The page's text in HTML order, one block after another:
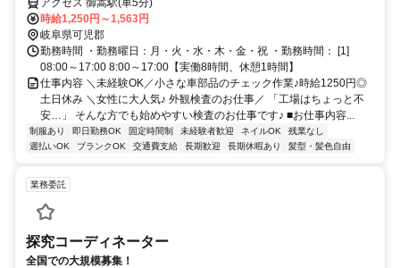
アクセス 御嵩駅(車5分)
時給1,250円～1,563円
岐阜県可児郡
勤務時間 ・勤務曜日：月・火・水・木・金・祝 ・勤務時間： [1]
08:00～17:00 8:00～17:00【実働8時間、休憩1時間】
仕事内容 ＼未経験OK／小さな車部品のチェック作業♪時給1250円◎
土日休み ＼女性に大人気♪ 外観検査のお仕事／ 「工場はちょっと不
安…」 そんな方でも始めやすい検査のお仕事です♪ ■お仕事内容...
制服あり 即日勤務OK 固定時間制 未経験者歓迎 ネイルOK
残業なし
週払いOK
ブランクOK 交通費支給 長期歓迎 長期休暇あり 髪型・髪色自由
業務委託
探究コーディネーター
全国での大規模募集！